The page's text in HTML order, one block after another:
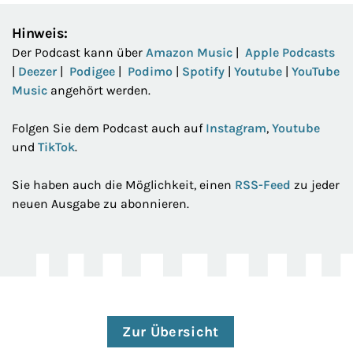
Hinweis:
Der Podcast kann über Amazon Music | Apple Podcasts
| Deezer | Podigee | Podimo | Spotify | Youtube | YouTube
Music angehört werden.
Folgen Sie dem Podcast auch auf Instagram, Youtube
und TikTok.
Sie haben auch die Möglichkeit, einen RSS-Feed zu jeder
neuen Ausgabe zu abonnieren.
Zur Übersicht